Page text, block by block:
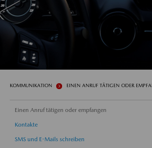
KOMMUNIKATION EINEN ANRUF TÄTIGEN ODER
Einen Anruf tätigen oder empfangen
Kontakte
SMS und E-Mails schreiben